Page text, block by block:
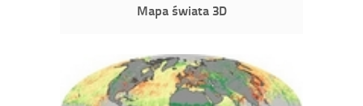
Mapa świata 3D